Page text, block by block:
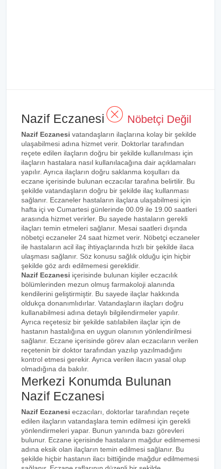
Nazif Eczanesi Nöbetçi Değil
Nazif Eczanesi vatandaşların ilaçlarına kolay bir şekilde
ulaşabilmesi adına hizmet verir. Doktorlar tarafından
reçete edilen ilaçların doğru bir şekilde kullanılması için
ilaçların hastalara nasıl kullanılacağına dair açıklamaları
yapılır. Ayrıca ilaçların doğru saklanma koşulları da
eczane içerisinde bulunan eczacılar tarafına belirtilir. Bu
şekilde vatandaşların doğru bir şekilde ilaç kullanması
sağlanır. Eczaneler hastaların ilaçlara ulaşabilmesi için
hafta içi ve Cumartesi günlerinde 00.09 ile 19.00 saatleri
arasında hizmet verirler. Bu sayede hastaların gerekli
ilaçları temin etmeleri sağlanır. Mesai saatleri dışında
nöbetçi eczaneler 24 saat hizmet verir. Nöbetçi eczaneler
ile hastaların acil ilaç ihtiyaçlarında hızlı bir şekilde ilaca
ulaşması sağlanır. Söz konusu sağlık olduğu için hiçbir
şekilde göz ardı edilmemesi gereklidir.
Nazif Eczanesi içerisinde bulunan kişiler eczacılık
bölümlerinden mezun olmuş farmakoloji alanında
kendilerini geliştirmiştir. Bu sayede ilaçlar hakkında
oldukça donanımlıdırlar. Vatandaşların ilaçları doğru
kullanabilmesi adına detaylı bilgilendirmeler yapılır.
Ayrıca reçetesiz bir şekilde satılabilen ilaçlar için de
hastanın hastalığına en uygun olanının yönlendirilmesi
sağlanır. Eczane içerisinde görev alan eczacıların verilen
reçetenin bir doktor tarafından yazılıp yazılmadığını
kontrol etmesi gerekir. Ayrıca verilen ilacın yasal olup
olmadığına da bakılır.
Merkezi Konumda Bulunan
Nazif Eczanesi
Nazif Eczanesi eczacıları, doktorlar tarafından reçete
edilen ilaçların vatandaşlara temin edilmesi için gerekli
yönlendirmeleri yapar. Bunun yanında bazı görevleri
bulunur. Eczane içerisinde hastaların mağdur edilmemesi
adına eksik olan ilaçların temin edilmesi sağlanır. Bu
şekilde hiçbir hastanın ilacı bittiğinde mağdur edilmemesi